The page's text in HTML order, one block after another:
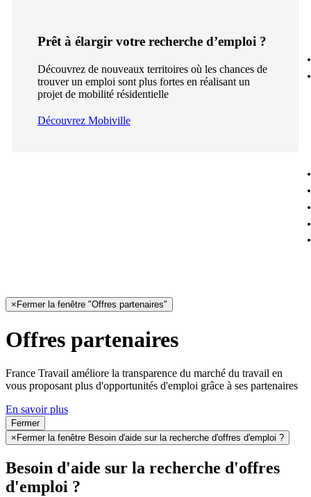
Prêt à élargir votre recherche d’emploi ?
Découvrez de nouveaux territoires où les chances de
trouver un emploi sont plus fortes en réalisant un
projet de mobilité résidentielle
Découvrez Mobiville
× Fermer la fenêtre "Offres partenaires"
Offres partenaires
France Travail améliore la transparence du marché du travail en
vous proposant plus d'opportunités d'emploi grâce à ses partenaires
En savoir plus
Fermer
× Fermer la fenêtre Besoin d'aide sur la recherche d'offres d'emploi ?
Besoin d'aide sur la recherche d'offres
d'emploi ?